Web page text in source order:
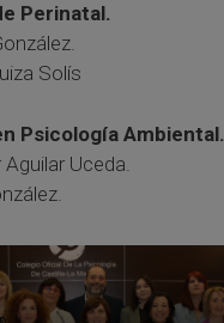
Perinatal.
Solís
Psicología Ambiental.
Uceda.